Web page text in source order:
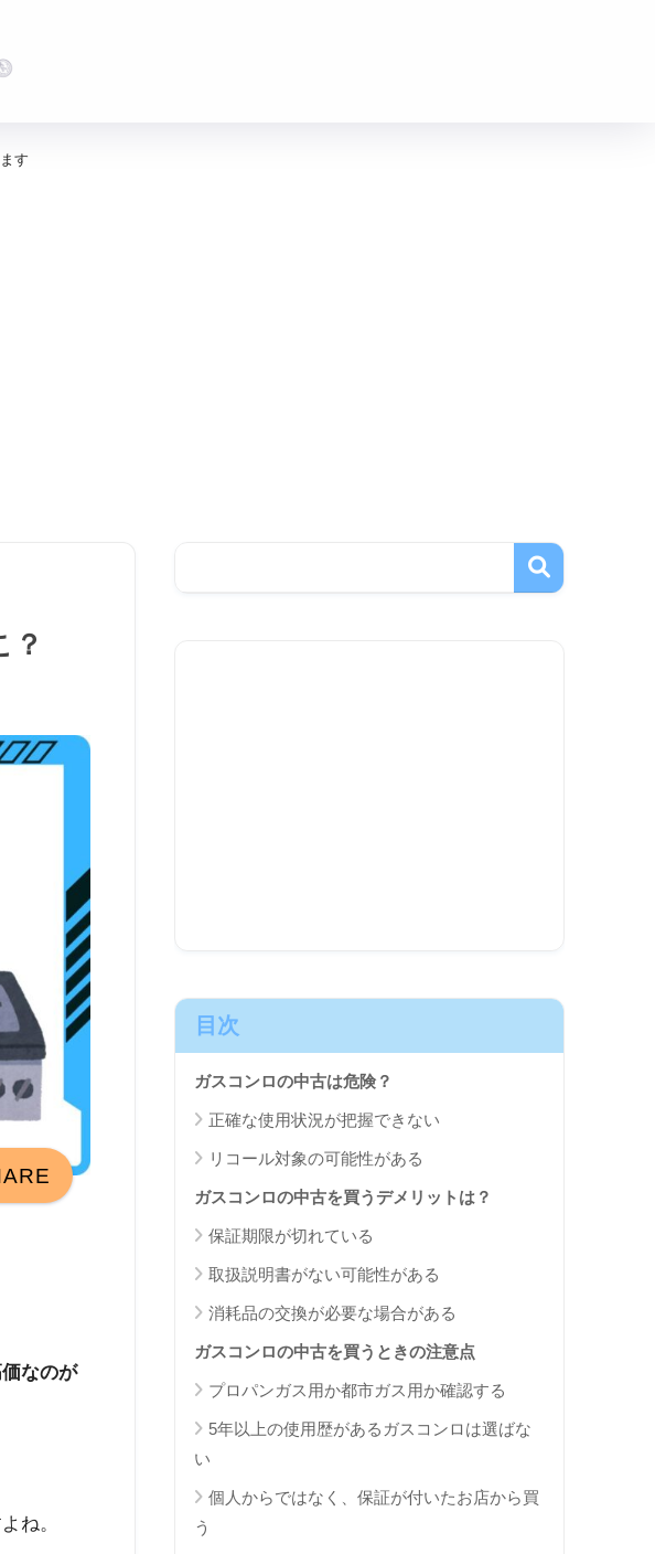
す
？
なのが
ね。
目次
ガスコンロの中古は危険？
正確な使用状況が把握できない
リコール対象の可能性がある
ガスコンロの中古を買うデメリットは？
保証期限が切れている
取扱説明書がない可能性がある
消耗品の交換が必要な場合がある
ガスコンロの中古を買うときの注意点
プロパンガス用か都市ガス用か確認する
5年以上の使用歴があるガスコンロは選ばな
い
個人からではなく、保証が付いたお店から買
う